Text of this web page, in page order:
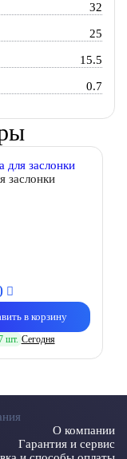
32
25
15.5
0.7
заслонки
в корзину
шт. Сегодня
О компании
Гарантия и сервис